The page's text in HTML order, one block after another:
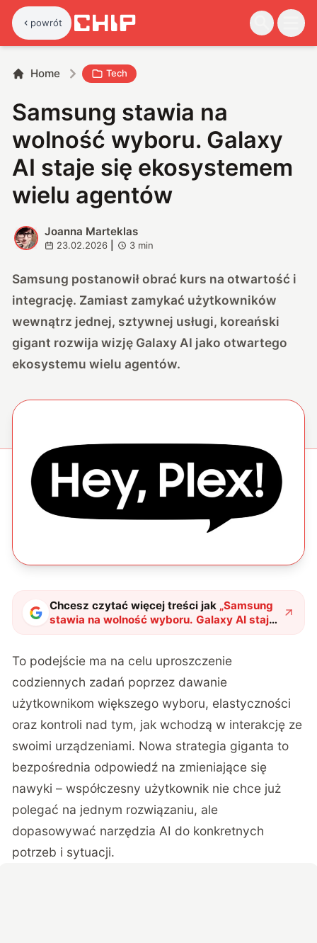
powrót
Home Tech
Samsung stawia na
wolność wyboru. Galaxy
AI staje się ekosystemem
wielu agentów
J
Joanna Marteklas
23.02.2026 3 min
Samsung postanowił obrać kurs na otwartość i
integrację. Zamiast zamykać użytkowników
wewnątrz jednej, sztywnej usługi, koreański
gigant rozwija wizję Galaxy AI jako otwartego
ekosystemu wielu agentów.
Chcesz czytać więcej treści jak „Samsung
stawia na wolność wyboru. Galaxy AI staje
się ekosystemem wielu agentów"?
To podejście ma na celu uproszczenie
codziennych zadań poprzez dawanie
użytkownikom większego wyboru, elastyczności
oraz kontroli nad tym, jak wchodzą w interakcję ze
swoimi urządzeniami. Nowa strategia giganta to
bezpośrednia odpowiedź na zmieniające się
nawyki – współczesny użytkownik nie chce już
polegać na jednym rozwiązaniu, ale
dopasowywać narzędzia AI do konkretnych
potrzeb i sytuacji.